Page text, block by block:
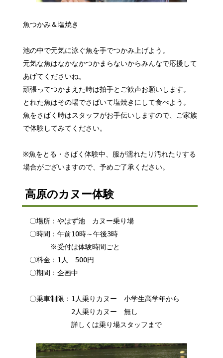
魚つかみ＆塩焼き
池の中で元気に泳ぐ魚を手でつかみ上げよう。
元気な魚はなかなかつかまらないからみんなで応援して
あげてくださいね。
頑張ってつかまえた時は拍手とご歓声お願いします。
とれた魚はその場でさばいて塩焼きにして食べよう。
魚をさばく時はスタッフがお手伝いしますので、ご家族
で体験してみてください。
※魚をとる・さばく体験中、服が濡れたり汚れたりする
場合がございますので、予めご了承ください。
高原のカヌー体験
〇場所：やはず池 カヌー乗り場
〇時間：午前10時～午後3時
※受付は体験時間ごと
〇料金：1人 500円
〇期間：企画中
〇乗車制限：1人乗りカヌー 小学生高学年から
2人乗りカヌー 無し
詳しくは乗り場スタッフまで